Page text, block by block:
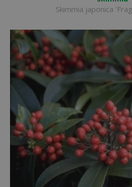
Skimmia japonica